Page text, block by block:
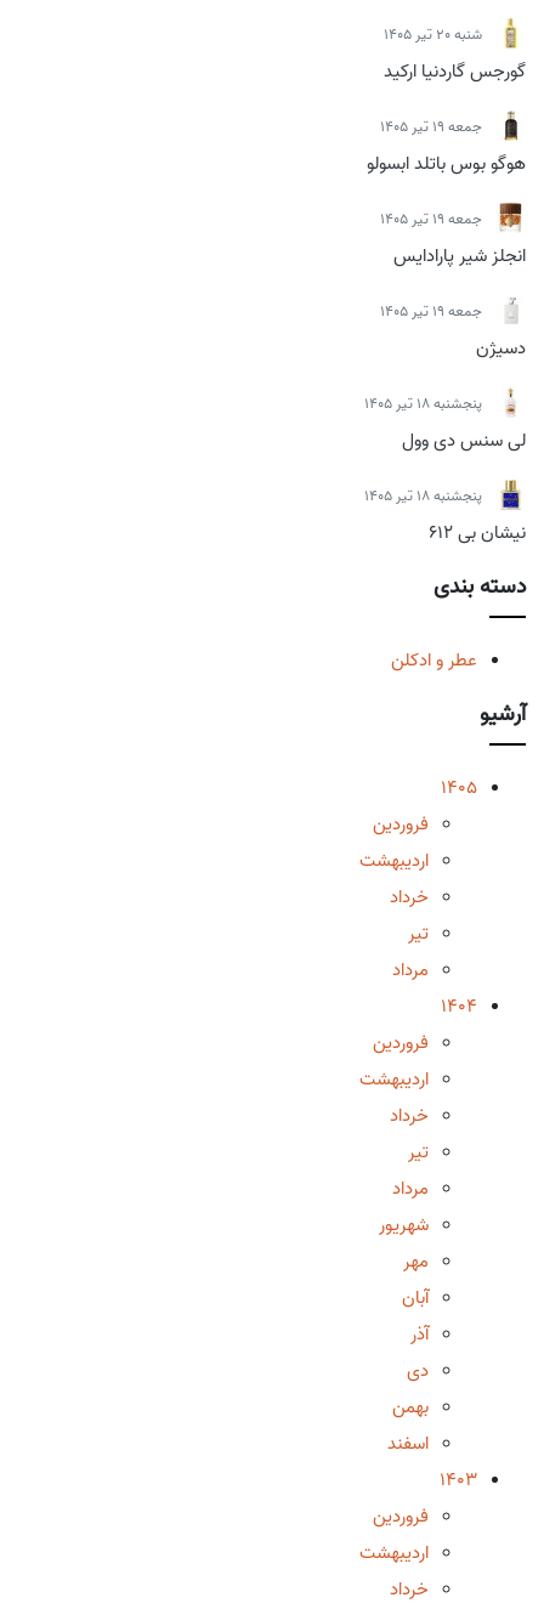
شنبه 20 تیر 1405
گورجس گاردنیا ارکید
جمعه 19 تیر 1405
هوگو بوس باتلد ابسولو
جمعه 19 تیر 1405
انجلز شیر پارادایس
جمعه 19 تیر 1405
دسیژن
پنجشنبه 18 تیر 1405
لی سنس دی وول
پنجشنبه 18 تیر 1405
نیشان بی 612
دسته بندی
عطر و ادکلن
آرشیو
1405
فروردین
اردیبهشت
خرداد
تیر
مرداد
1404
فروردین
اردیبهشت
خرداد
تیر
مرداد
شهریور
مهر
آبان
آذر
دی
بهمن
اسفند
1403
فروردین
اردیبهشت
خرداد